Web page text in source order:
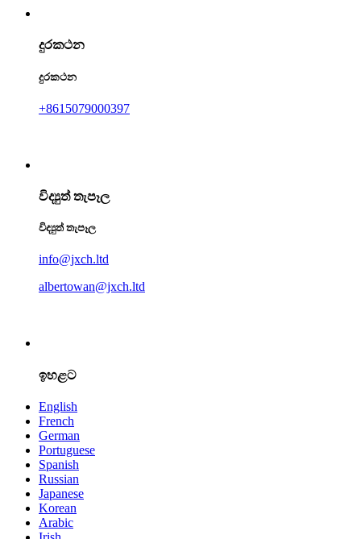
දුරකථන
දුරකථන
+8615079000397
විද්‍යුත් තැපෑල
විද්‍යුත් තැපෑල
info@jxch.ltd
albertowan@jxch.ltd
ඉහළට
English
French
German
Portuguese
Spanish
Russian
Japanese
Korean
Arabic